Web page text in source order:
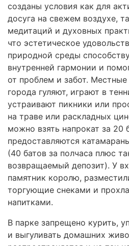
созданы условия как для
досуга на свежем воздухе,
медитаций и духовных
что эстетическое
природной среды
внутренней гармонии и
от проблем и забот.
города гуляют, играют в
устраивают пикники или
на траве или раскладных
можно взять напрокат за 20
предоставляются
(40 батов за полчаса плюс
возвращаемый депозит). У
памятник королю,
торгующие снеками и
напитками.
В парке запрещено курить,
и выгуливать домашних